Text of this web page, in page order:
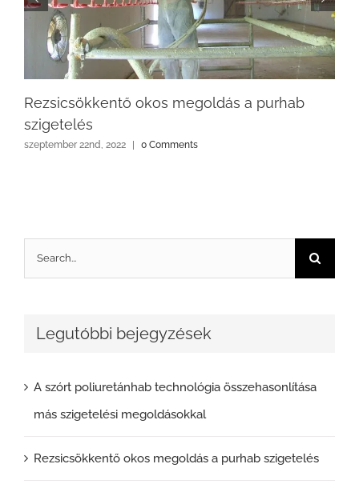
Rezsicsökkentő okos megoldás a purhab
szigetelés
szeptember 22nd, 2022 | 0 Comments
for:
Legutóbbi bejegyzések
A szórt poliuretánhab technológia összehasonlítása
más szigetelési megoldásokkal
Rezsicsökkentő okos megoldás a purhab szigetelés